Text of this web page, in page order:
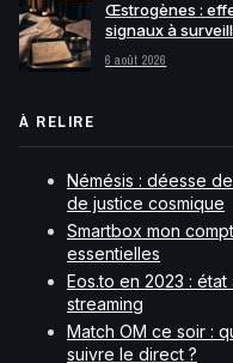
Œstrogènes :
signaux à
6 août 2026
À RELIRE
Némésis : déesse
de justice cosmique
Smartbox mon
essentielles
Eos.to en 2023 :
streaming
Match OM ce soir :
suivre le direct ?